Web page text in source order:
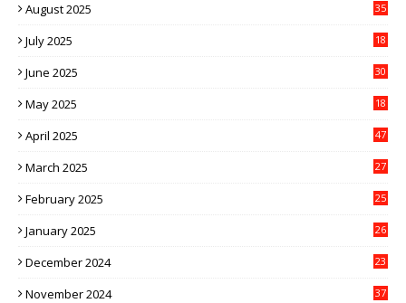
August 2025 35
July 2025 18
June 2025 30
May 2025 18
April 2025 47
March 2025 27
February 2025 25
January 2025 26
December 2024 23
November 2024 37